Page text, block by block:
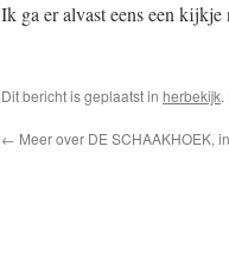
Ik ga er alvast eens een
Dit bericht is geplaatst in herbekijk.
← Meer over DE SCHAAKHOEK,